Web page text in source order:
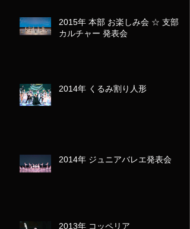
2015年 本部 お楽しみ会 ☆ 支部･
カルチャー 発表会
2014年 くるみ割り人形
2014年 ジュニアバレエ発表会
2013年 コッペリア